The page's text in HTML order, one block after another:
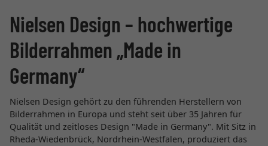
Nielsen Design – hochwertige
Bilderrahmen „Made in
Germany“
Nielsen Design gehört zu den führenden Herstellern von
Bilderrahmen in Europa und steht seit über 35 Jahren für
Qualität und zeitloses Design "Made in Germany". Mit Sitz in
Rheda-Wiedenbrück, Nordrhein-Westfalen, produziert das